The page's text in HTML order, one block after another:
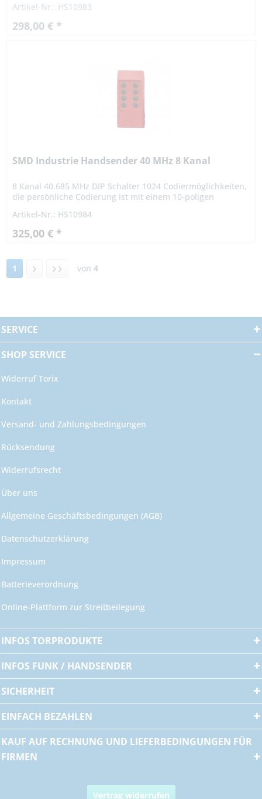
Codierschalter vom Benutzer frei einstellbar.
Die Reichweite beträgt...
Artikel-Nr.: HS10983
298,00 € *
SMD Industrie Handsender 40 MHz 8 Kanal
8 Kanal 40.685 MHz DIP Schalter 1024 Codiermöglichkeiten,
die persönliche Codierung ist mit einem 10-poligen
beträgt...
Artikel-Nr.: HS10984
325,00 € *
1 von 4
SERVICE
SHOP SERVICE
Widerruf Torix
Kontakt
Versand- und Zahlungsbedingungen
Rücksendung
Widerrufsrecht
Über uns
Allgemeine Geschäftsbedingungen (AGB)
Datenschutzerklärung
Impressum
Batterieverordnung
Online-Plattform zur Streitbeilegung
INFOS TORPRODUKTE
INFOS FUNK / HANDSENDER
SICHERHEIT
EINFACH BEZAHLEN
KAUF AUF RECHNUNG UND LIEFERBEDINGUNGEN FÜR
FIRMEN
Vertrag widerrufen